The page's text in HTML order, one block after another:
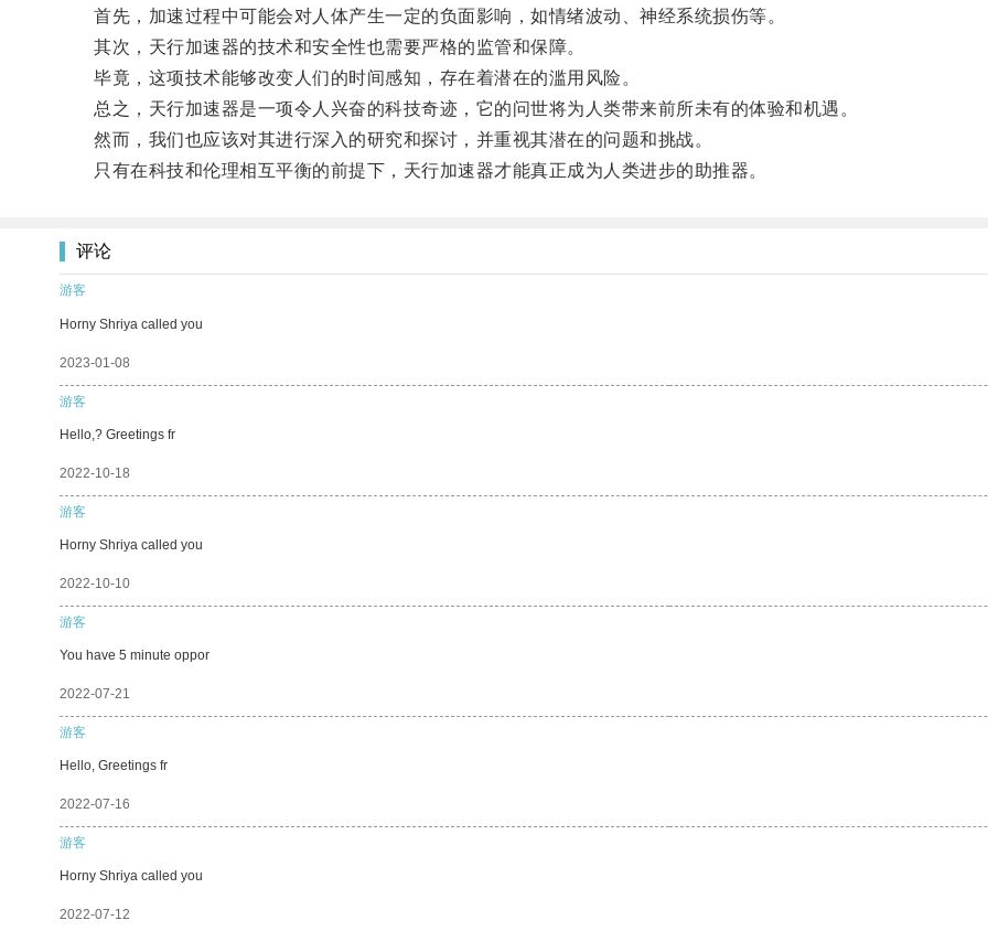
首先，加速过程中可能会对人体产生一定的负面影响，如情绪波动、神经系统损伤等。
其次，天行加速器的技术和安全性也需要严格的监管和保障。
毕竟，这项技术能够改变人们的时间感知，存在着潜在的滥用风险。
总之，天行加速器是一项令人兴奋的科技奇迹，它的问世将为人类带来前所未有的体验和机遇。
然而，我们也应该对其进行深入的研究和探讨，并重视其潜在的问题和挑战。
只有在科技和伦理相互平衡的前提下，天行加速器才能真正成为人类进步的助推器。
评论
游客
Horny Shriya called you
2023-01-08
游客
Hello,? Greetings fr
2022-10-18
游客
Horny Shriya called you
2022-10-10
游客
You have 5 minute oppor
2022-07-21
游客
Hello, Greetings fr
2022-07-16
游客
Horny Shriya called you
2022-07-12